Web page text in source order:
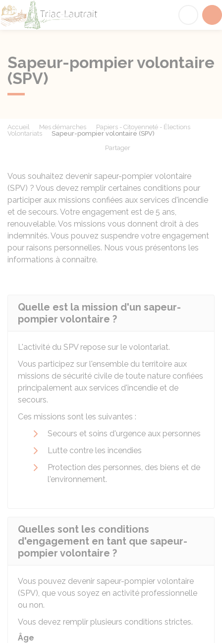
Sapeur-pompier volontaire
(SPV)
Accueil Mes démarches
Papiers - Citoyenneté - Élections
Volontariats
Sapeur-pompier volontaire (SPV)
Partager
Vous souhaitez devenir sapeur-pompier volontaire
(SPV) ? Vous devez remplir certaines conditions pour
participer aux missions confiées aux services d'incendie
et de secours. Votre engagement est de 5 ans,
renouvelable. Vos missions vous donnent droit à des
indemnités. Vous pouvez suspendre votre engagement
pour raisons personnelles. Nous vous présentons les
informations à connaître.
Quelle est la mission d'un sapeur-
pompier volontaire ?
L'activité du SPV repose sur le volontariat.
Vous participez sur l'ensemble du territoire aux
missions de sécurité civile de toute nature confiées
principalement aux services d'incendie et de
secours.
Ces missions sont les suivantes :
Secours et soins d'urgence aux personnes
Lutte contre les incendies
Protection des personnes, des biens et de
l'environnement.
Quelles sont les conditions
d'engagement en tant que sapeur-
pompier volontaire ?
Vous pouvez devenir sapeur-pompier volontaire
(SPV), que vous soyez en activité professionnelle
ou non.
Vous devez remplir plusieurs conditions strictes.
Âge